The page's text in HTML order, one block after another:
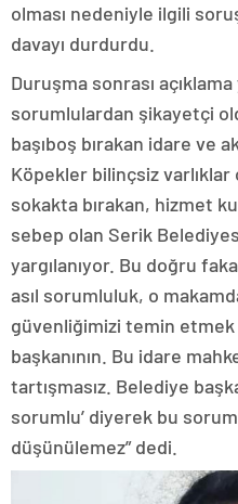
olması nedeniyle ilgili
davayı durdurdu.
Duruşma sonrası
sorumlulardan şikayetçi
başıboş bırakan idare ve
Köpekler bilinçsiz varlıklar
sokakta bırakan, hizmet
sebep olan Serik
yargılanıyor. Bu doğru
asıl sorumluluk, o
güvenliğimizi temin
başkanının. Bu idare
tartışmasız. Belediye
sorumlu’ diyerek bu
düşünülemez” dedi.